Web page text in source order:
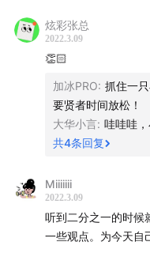
【Staff】
^ Mark、迪卡普里
文字编辑^ BeiBei、
^ Yao
《我们如何开发革命性
Matuschak and
develop
中文翻译版本链接：
使用工具，要了解工
如果你没有观点，
壳，但很难复制我们
四、对待用户：
整个客户的ltv（客
与客户沟通，沟通可
坚持诚实，对自己，
荐了对应领域或场景
并在群里晒单的时
费”😂
还有无数的细节，让
「轻快」
1.可以通过微信服务
了输入压力。（可以
炫彩张总
2022.3.09
👏🏻
加冰PRO: 抓住一
要贤者时间放松！
大华小言: 哇哇哇
共4条回复
Miiiiiii
2022.3.09
听到二分之一的时候
一些观点。为今天自